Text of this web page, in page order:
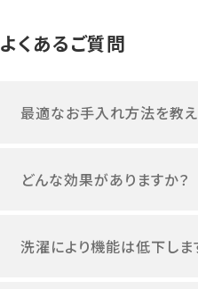
よくあるご質問
最適なお手入れ方法を教え
どんな効果がありますか？
洗濯により機能は低下しま